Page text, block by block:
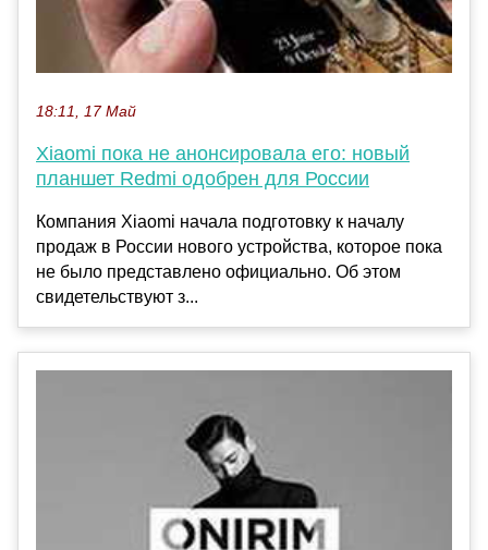
18:11, 17 Май
Xiaomi пока не анонсировала его: новый
планшет Redmi одобрен для России
Компания Xiaomi начала подготовку к началу
продаж в России нового устройства, которое пока
не было представлено официально. Об этом
свидетельствуют з...